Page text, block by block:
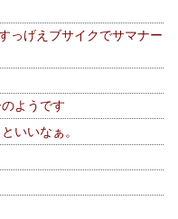
っげえブサイクでサマナー
ようです
いいなぁ。